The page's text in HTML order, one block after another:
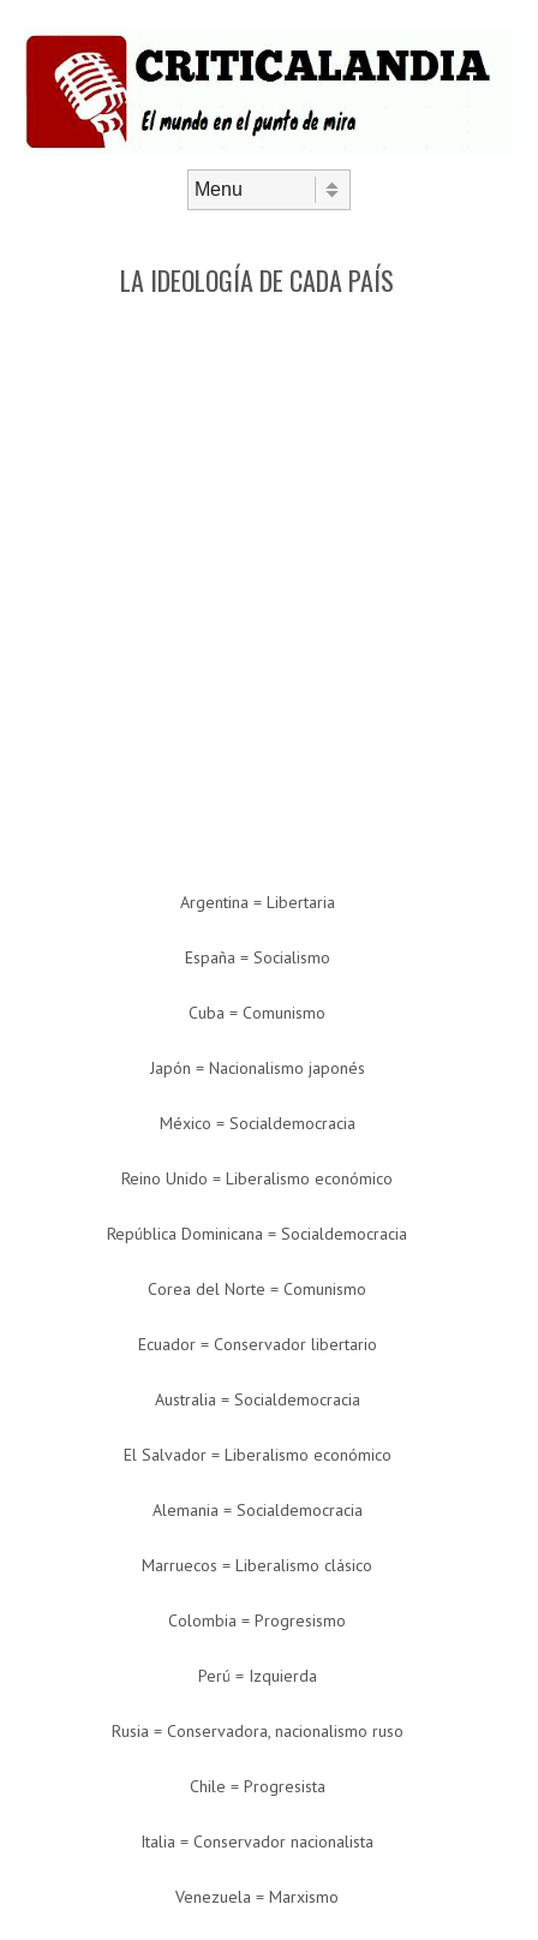
LA IDEOLOGÍA DE CADA PAÍS
Argentina = Libertaria
España = Socialismo
Cuba = Comunismo
Japón = Nacionalismo japonés
México = Socialdemocracia
Reino Unido = Liberalismo económico
República Dominicana = Socialdemocracia
Corea del Norte = Comunismo
Ecuador = Conservador libertario
Australia = Socialdemocracia
El Salvador = Liberalismo económico
Alemania = Socialdemocracia
Marruecos = Liberalismo clásico
Colombia = Progresismo
Perú = Izquierda
Rusia = Conservadora, nacionalismo ruso
Chile = Progresista
Italia = Conservador nacionalista
Venezuela = Marxismo